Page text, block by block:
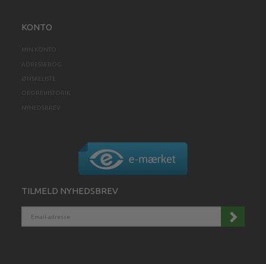
KONTO
MIN KONTO
ADRESSEBOG
ØNSKELISTE
ORDREHISTORIK
NYHEDSBREV
TILMELD NYHEDSBREV
ADRESSE